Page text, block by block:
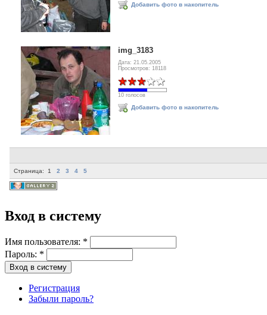
Добавить фото в накопитель
img_3183
Дата: 21.05.2005
Просмотров: 18118
10 голосов
Добавить фото в накопитель
Страница: 1 2 3 4 5
Вход в систему
Имя пользователя: *
Пароль: *
Регистрация
Забыли пароль?